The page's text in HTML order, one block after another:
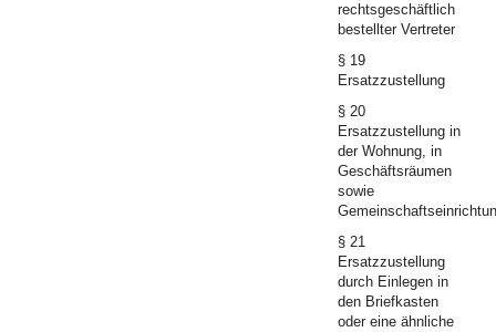
rechtsgeschäftlich
bestellter Vertreter
§ 19
Ersatzzustellung
§ 20
Ersatzzustellung in
der Wohnung, in
Geschäftsräumen
sowie
§ 21
Ersatzzustellung
durch Einlegen in
den Briefkasten
oder eine ähnliche